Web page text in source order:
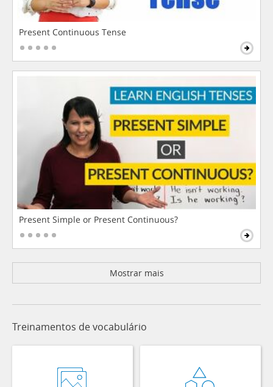
Present Continuous Tense
Present Simple or Present Continuous?
Mostrar mais
Treinamentos de vocabulário